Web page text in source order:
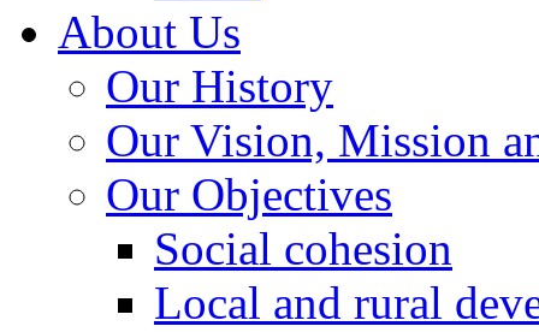
About Us
Our History
Our Vision, Mission
Our Objectives
Social cohesion
Local and rural